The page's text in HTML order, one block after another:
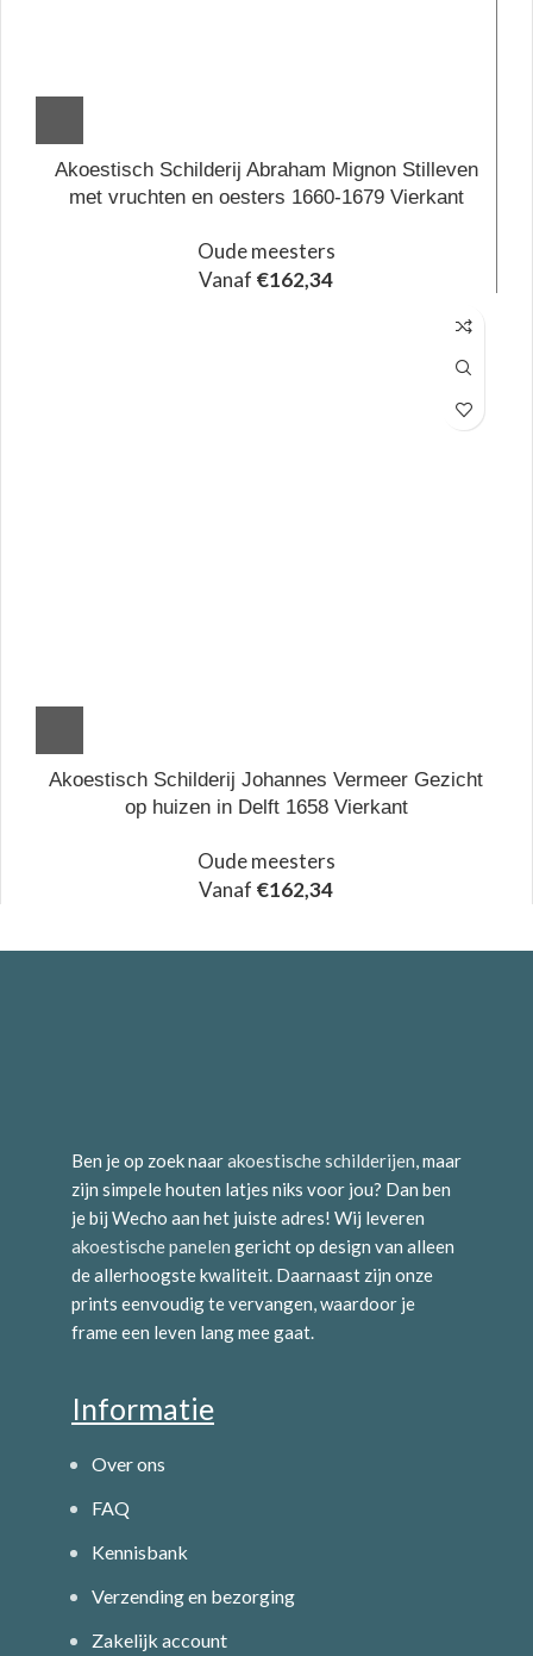
Akoestisch Schilderij Abraham Mignon Stilleven
met vruchten en oesters 1660-1679 Vierkant
Oude meesters
Vanaf €162,34
Akoestisch Schilderij Johannes Vermeer Gezicht
op huizen in Delft 1658 Vierkant
Oude meesters
Vanaf €162,34
Ben je op zoek naarakoestische schilderijen, maar
zijn simpele houten latjes niks voor jou? Dan ben
je bij Wecho aan het juiste adres! Wij leveren
akoestische panelen gericht op design van alleen
de allerhoogste kwaliteit. Daarnaast zijn onze
prints eenvoudig te vervangen, waardoor je
frame een leven lang mee gaat.
Informatie
Over ons
FAQ
Kennisbank
Verzending en bezorging
Zakelijk account